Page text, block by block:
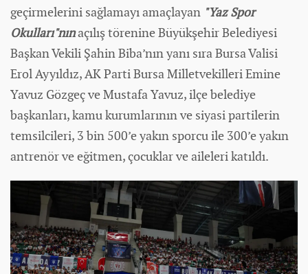
geçirmelerini sağlamayı amaçlayan "Yaz Spor
Okulları"nınaçılış törenine Büyükşehir Belediyesi
Başkan Vekili Şahin Biba’nın yanı sıra Bursa Valisi
Erol Ayyıldız, AK Parti Bursa Milletvekilleri Emine
Yavuz Gözgeç ve Mustafa Yavuz, ilçe belediye
başkanları, kamu kurumlarının ve siyasi partilerin
temsilcileri, 3 bin 500’e yakın sporcu ile 300’e yakın
antrenör ve eğitmen, çocuklar ve aileleri katıldı.